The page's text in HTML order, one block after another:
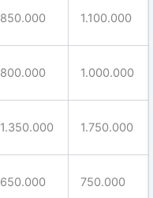
850.000 1.100.000
800.000 1.000.000
1.350.000 1.750.000
650.000 750.000